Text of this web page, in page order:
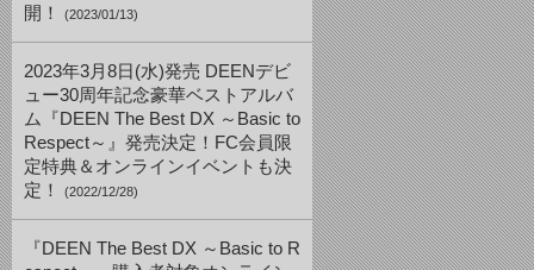
開！
(2023/01/13)
2023年3月8日(水)発売 DEENデビ
ュー30周年記念豪華ベストアルバ
ム『DEEN The Best DX ～Basic to
Respect～』発売決定！FC会員限
定特典＆オンラインイベントも決
定！
(2022/12/28)
『DEEN The Best DX ～Basic to R